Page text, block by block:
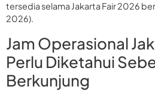
tersedia selama Jakarta Fair 2026
2026).
Jam Operasional
Perlu Diketahui
Berkunjung